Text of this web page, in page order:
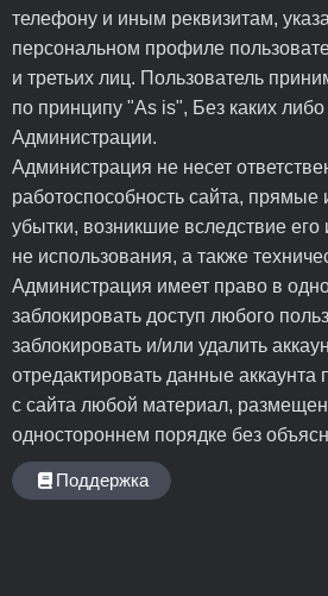
телефону и иным реквизитам,
персональном профиле
и третьих лиц. Пользователь
по принципу "As is", Без каких
Администрации.
Администрация не несет
работоспособность сайта, прямые
убытки, возникшие вследствие его
не использования, а также
Администрация имеет право в
заблокировать доступ любого
заблокировать и/или удалить
отредактировать данные аккаунта
с сайта любой материал,
одностороннем порядке без
Поддержка